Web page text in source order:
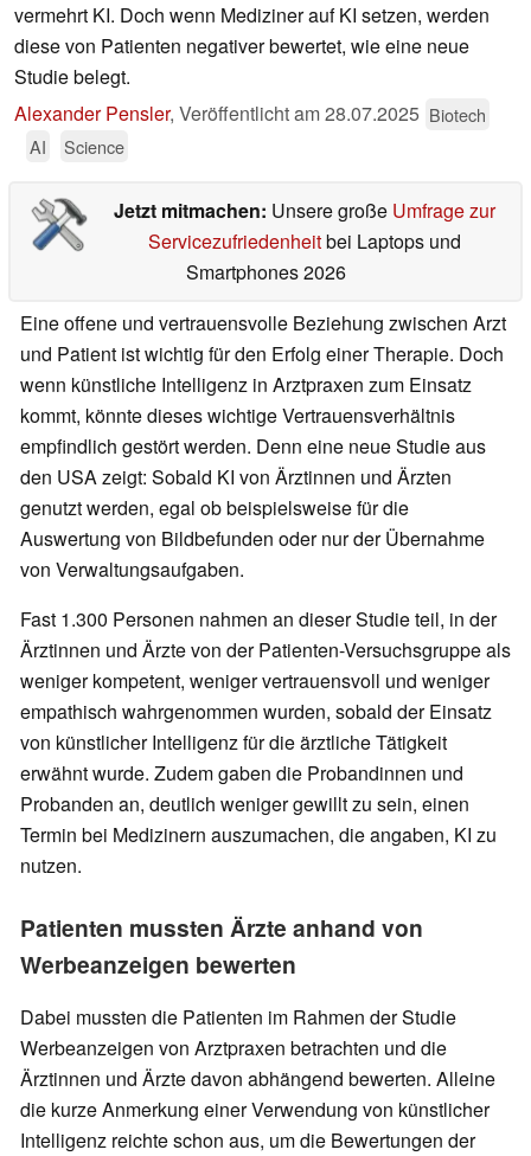
vermehrt KI. Doch wenn Mediziner auf KI setzen, werden
diese von Patienten negativer bewertet, wie eine neue
Studie belegt.
Alexander Pensler, Veröffentlicht am28.07.2025 Biotech
AI
Science
Jetzt mitmachen: Unsere große Umfrage zur
Servicezufriedenheitbei Laptops und
Smartphones 2026
Eine offene und vertrauensvolle Beziehung zwischen Arzt
und Patient ist wichtig für den Erfolg einer Therapie. Doch
wenn künstliche Intelligenz in Arztpraxen zum Einsatz
kommt, könnte dieses wichtige Vertrauensverhältnis
empfindlich gestört werden. Denn eine neue Studie aus
den USA zeigt: Sobald KI von Ärztinnen und Ärzten
genutzt werden, egal ob beispielsweise für die
Auswertung von Bildbefunden oder nur der Übernahme
von Verwaltungsaufgaben.
Fast 1.300 Personen nahmen an dieser Studie teil, in der
Ärztinnen und Ärzte von der Patienten-Versuchsgruppe als
weniger kompetent, weniger vertrauensvoll und weniger
empathisch wahrgenommen wurden, sobald der Einsatz
von künstlicher Intelligenz für die ärztliche Tätigkeit
erwähnt wurde. Zudem gaben die Probandinnen und
Probanden an, deutlich weniger gewillt zu sein, einen
Termin bei Medizinern auszumachen, die angaben, KI zu
nutzen.
Patienten mussten Ärzte anhand von
Werbeanzeigen bewerten
Dabei mussten die Patienten im Rahmen der Studie
Werbeanzeigen von Arztpraxen betrachten und die
Ärztinnen und Ärzte davon abhängend bewerten. Alleine
die kurze Anmerkung einer Verwendung von künstlicher
Intelligenz reichte schon aus, um die Bewertungen der